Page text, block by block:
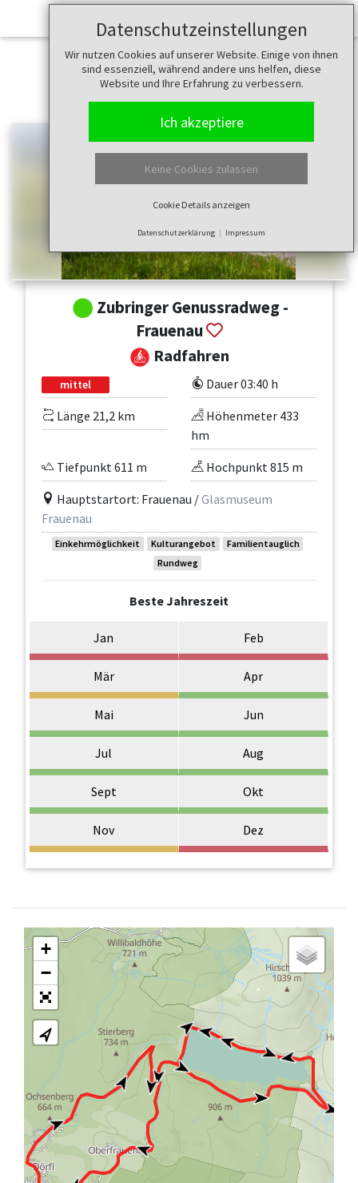
Datenschutzeinstellungen
Wir nutzen Cookies auf unserer Website. Einige von ihnen
sind essenziell, während andere uns helfen, diese
Website und Ihre Erfahrung zu verbessern.
Ich akzeptiere
Keine Cookies zulassen
Cookie Details anzeigen
Datenschutzerklärung Impressum
Zubringer Genussradweg -
Frauenau
Radfahren
mittel
Dauer 03:40 h
Länge 21,2 km
Höhenmeter 433
hm
Tiefpunkt 611 m
Hochpunkt 815 m
Hauptstartort: Frauenau /Glasmuseum
Frauenau
Einkehrmöglichkeit Kulturangebot
Familientauglich
Rundweg
Beste Jahreszeit
Jan Feb
Mär Apr
Mai Jun
Jul Aug
Sept Okt
Nov Dez
+
−